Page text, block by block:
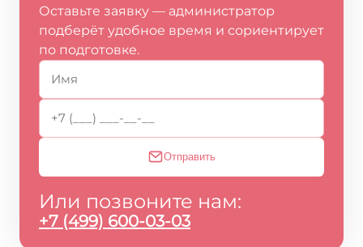
Оставьте заявку — администратор
подберёт удобное время и сориентирует
по подготовке.
Отправить
Или позвоните нам:
+7 (499) 600-03-03